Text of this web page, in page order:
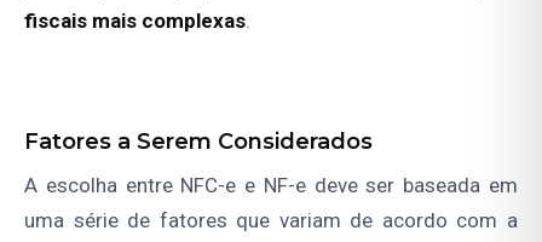
fiscais mais complexas.
Fatores a Serem Considerados
A escolha entre NFC-e e NF-e deve ser baseada em
uma série de fatores que variam de acordo com a